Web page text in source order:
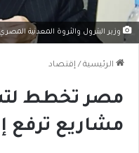
وزير البترول والثروة المعدنية
الرئيسية / إقتصاد
مصر تخطط
مشاريع ترفع